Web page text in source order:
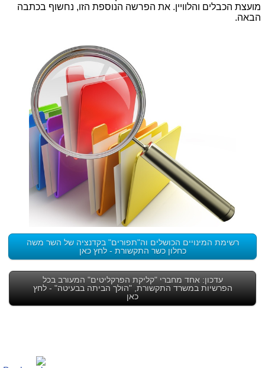
מועצת הכבלים והלוויין. את הפרשה הנוספת הזו, נחשוף בכתבה
הבאה.
רשימת המינויים הכושלים וה"תפורים" בקדנציה של השר משה
כחלון כשר התקשורת - לחץ כאן
עדכון: אחד מחברי "קליקת הפרקליטים" המעורב בכל
הפרשיות במשרד התקשורת, "הולך הביתה בבעיטה" - לחץ
כאן